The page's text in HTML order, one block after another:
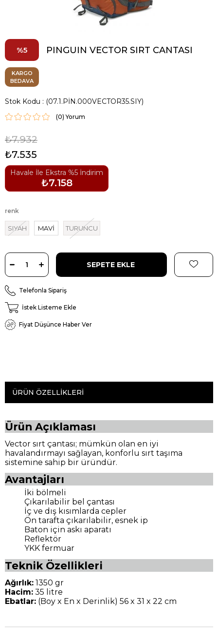
5 PINGUIN VECTOR SIRT CANTASI
KARGO
BEDAVA
Stok Kodu (07.1.PİN.000VECTOR35.SIY)
(0)
₺7.932
₺7.535
Havale İle Ekstra %5 İndirim
₺7.158
renk
SIYAH MAVİ TURUNCU
Telefonla Sipariş
İstek Listeme Ekle
Fiyat Düşünce Haber Ver
ÜRÜN ÖZELLIKLERI
Ürün Açıklaması
Vector sırt çantası; mümkün olan en iyi
havalandırmayı sağlayan, konforlu sırt taşıma
sistemine sahip bir üründür.
Avantajları
İki bölmeli
Çıkarılabilir bel çantası
İç ve dış kısımlarda cepler
Ön tarafta çıkarılabilir, esnek ip
Baton için askı aparatı
Reflektör
YKK fermuar
Teknik Özellikleri
Ağırlık: 1350 gr
Hacim: 35 litre
Ebatlar: (Boy x En x Derinlik) 56 x 31 x 22 cm